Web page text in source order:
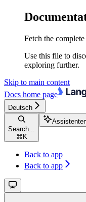
Fetch the
Use this file to
exploring further.
Skip to main content
Docs home page
Deutsch
Search...
⌘ K
Back to app
Back to app